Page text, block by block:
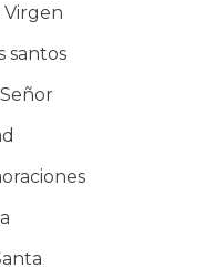
Virgen
santos